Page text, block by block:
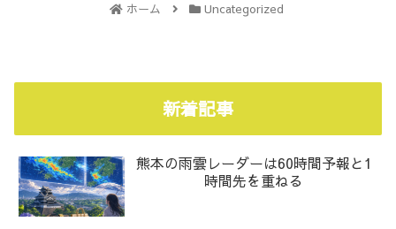
ホーム Uncategorized
新着記事
熊本の雨雲レーダーは60時間予報と1
時間先を重ねる